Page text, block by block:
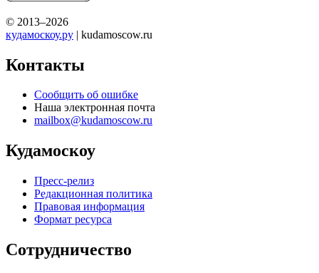
© 2013–2026
кудамоскоу.ру | kudamoscow.ru
Контакты
Сообщить об ошибке
Наша электронная почта
mailbox@kudamoscow.ru
Кудамоскоу
Пресс-релиз
Редакционная политика
Правовая информация
Формат ресурса
Сотрудничество